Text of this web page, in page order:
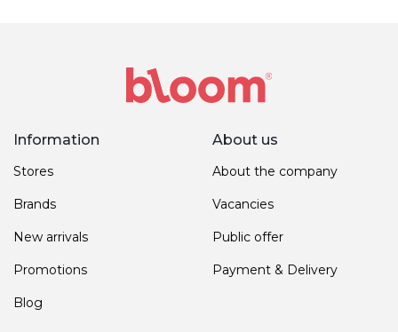
Information
Stores
Brands
New arrivals
Promotions
Blog
About us
About the company
Vacancies
Public offer
Payment & Delivery